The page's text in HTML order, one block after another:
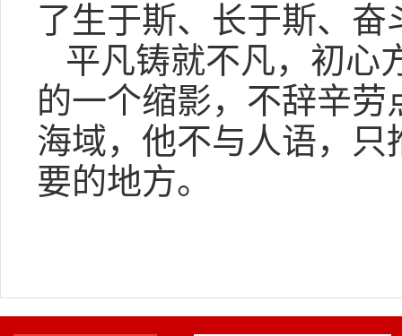
了生于斯、长于斯、
平凡铸就不凡，初心
的一个缩影，不辞辛
海域，他不与人语，
要的地方。